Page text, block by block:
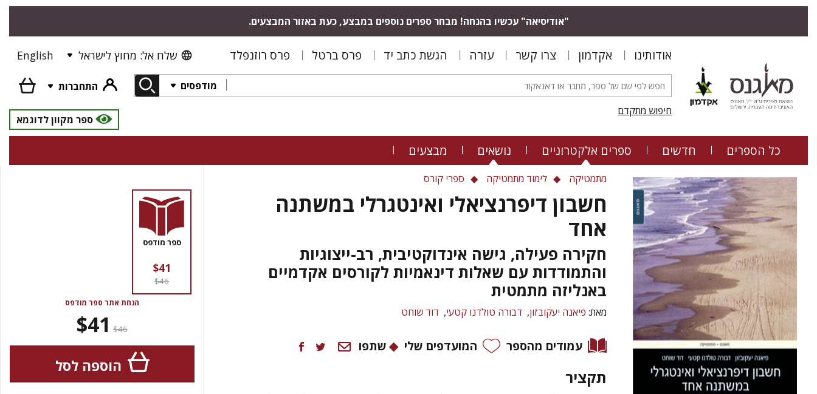
"אודיסיאה" עכשיו בהנחה! מבחר ספרים נוספים במבצע, כעת באזור המבצעים.
אודותינו אקדמון צרו קשר עזרה הגשת כתב יד פרס ברטל פרס רוזנפלד שלח אל: מחוץ לישראל English
מודפסים
התחברות
חיפוש מתקדם
ספר מקוון לדוגמא
כל הספרים חדשים ספרים אלקטרוניים נושאים מבצעים
מתמטיקה לימוד מתמטיקה ספרי קורס
חשבון דיפרנציאלי ואינטגרלי במשתנה
אחד
חקירה פעילה, גישה אינדוקטיבית, רב-ייצוגיות
והתמודדות עם שאלות דינאמיות לקורסים אקדמיים
באנליזה מתמטית
מאת: פיאנה יעקובזון דבורה טולדנו קטעי דוד שוחט
עמודים מהספר המועדפים שלי שתפו
תקציר
ספר מודפס
$41
$46
הנחת אתר ספר מודפס
$46
$41
הוספה לסל